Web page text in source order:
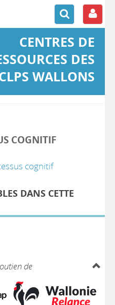
CENTRES DE
DES
WALLONS
COGNITIF
cognitif
DANS CETTE
de